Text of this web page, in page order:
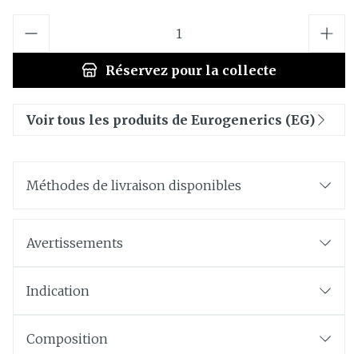
Réservez pour la collecte
Voir tous les produits de Eurogenerics (EG)
Méthodes de livraison disponibles
Avertissements
Indication
Composition